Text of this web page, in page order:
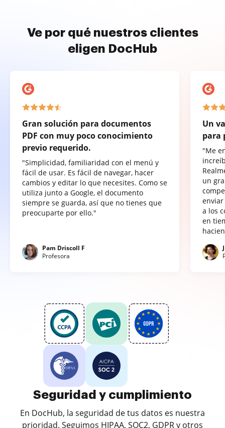
Ve por qué nuestros clientes
eligen DocHub
Gran solución para documentos
PDF con muy poco conocimiento
previo requerido.
"Simplicidad, familiaridad con el menú y
fácil de usar. Es fácil de navegar, hacer
cambios y editar lo que necesites. Como se
utiliza junto a Google, el documento
siempre se guarda, así que no tienes que
preocuparte por ello."
Pam Driscoll F
Profesora
Un
para
"Me
un
a los
en
Seguridad y cumplimiento
En DocHub, la seguridad de tus datos es nuestra
prioridad. Seguimos HIPAA, SOC2, GDPR y otros